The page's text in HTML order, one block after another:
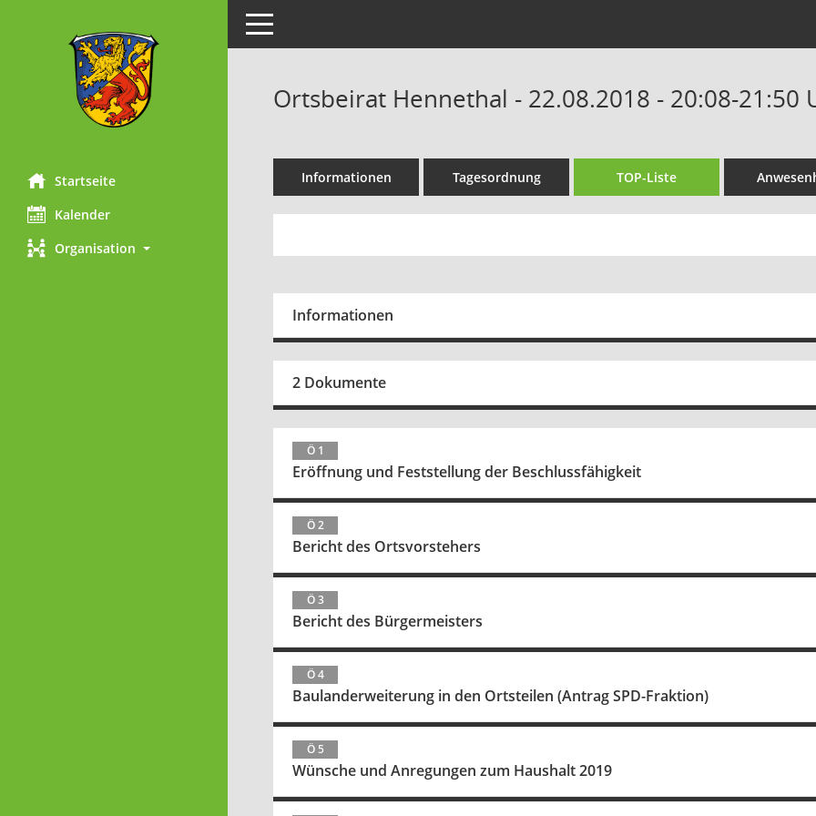
Startseite
Kalender
Organisation
Toggle navigation
Ortsbeirat Hennethal - 22.08.2018 - 20:08-21:50
Informationen Tagesordnung TOP-Liste
Informationen
2 Dokumente
Ö 1
Eröffnung und Feststellung der Beschlussfähigkeit
Ö 2
Bericht des Ortsvorstehers
Ö 3
Bericht des Bürgermeisters
Ö 4
Baulanderweiterung in den Ortsteilen (Antrag SPD-Fraktion)
Ö 5
Wünsche und Anregungen zum Haushalt 2019